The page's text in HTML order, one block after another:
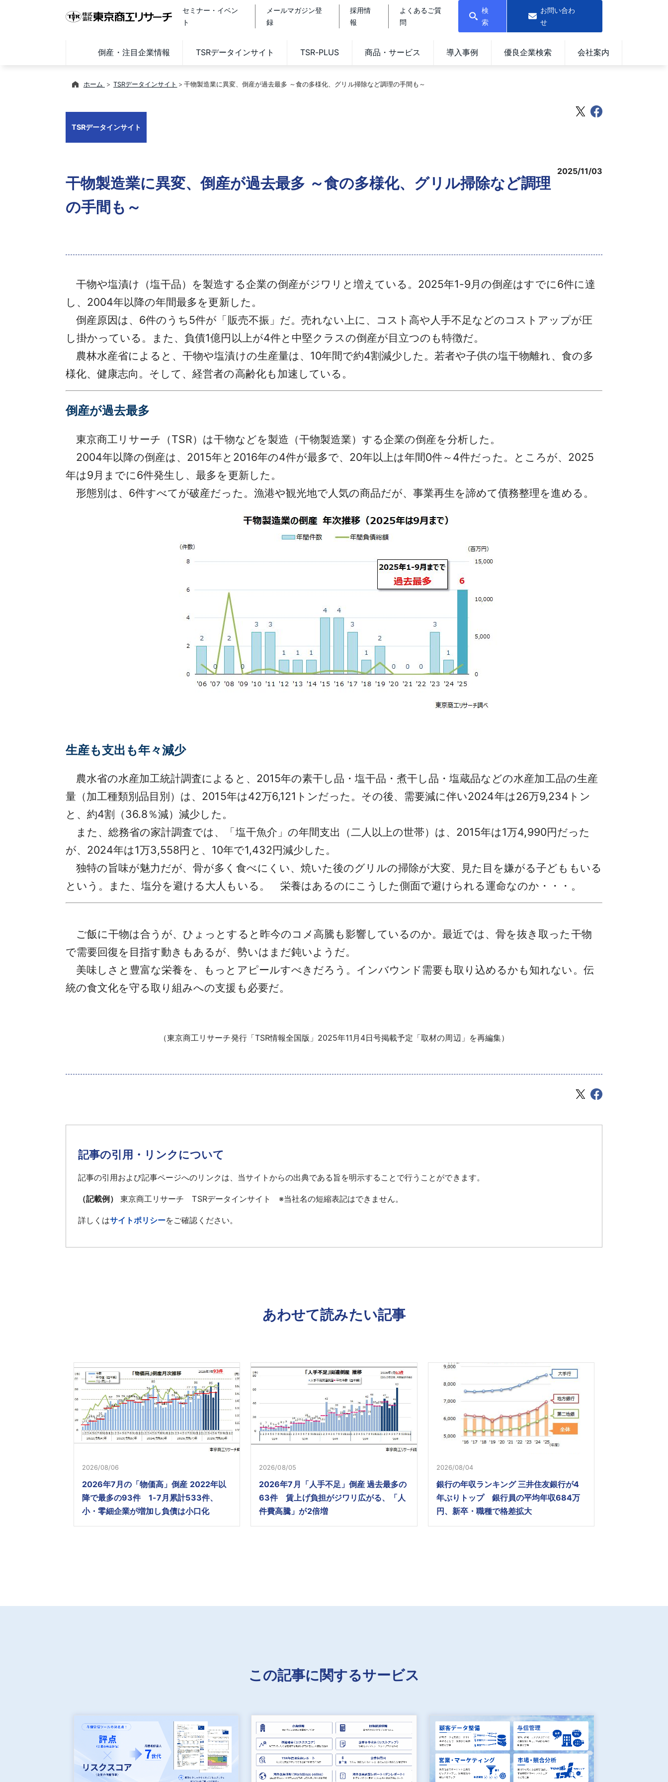
セミナー・イベン
ト
メールマガジン登
録
採用情
報
よくあるご質
問
検
索
お問い合わ
せ
倒産・注目企業情報 TSRデータインサイト TSR-PLUS 商品・サービス 導入事例 優良企業検索 会社案内
ホーム TSRデータインサイト 干物製造業に異変、倒産が過去最多 ～食の多様化、グリル掃除など調理の手間も～
TSRデータインサイト
干物製造業に異変、倒産が過去最多 ～食の多様化、グリル掃除など調理
の手間も～
2025/11/03
干物や塩漬け（塩干品）を製造する企業の倒産がジワリと増えている。2025年1-9月の倒産はすでに6件に達
し、2004年以降の年間最多を更新した。
倒産原因は、6件のうち5件が「販売不振」だ。売れない上に、コスト高や人手不足などのコストアップが圧
し掛かっている。また、負債1億円以上が4件と中堅クラスの倒産が目立つのも特徴だ。
農林水産省によると、干物や塩漬けの生産量は、10年間で約4割減少した。若者や子供の塩干物離れ、食の多
様化、健康志向。そして、経営者の高齢化も加速している。
倒産が過去最多
東京商工リサーチ（TSR）は干物などを製造（干物製造業）する企業の倒産を分析した。
2004年以降の倒産は、2015年と2016年の4件が最多で、20年以上は年間0件～4件だった。ところが、2025
年は9月までに6件発生し、最多を更新した。
形態別は、6件すべてが破産だった。漁港や観光地で人気の商品だが、事業再生を諦めて債務整理を進める。
生産も支出も年々減少
農水省の水産加工統計調査によると、2015年の素干し品・塩干品・煮干し品・塩蔵品などの水産加工品の生産
量（加工種類別品目別）は、2015年は42万6,121トンだった。その後、需要減に伴い2024年は26万9,234トン
と、約4割（36.8％減）減少した。
また、総務省の家計調査では、「塩干魚介」の年間支出（二人以上の世帯）は、2015年は1万4,990円だった
が、2024年は1万3,558円と、10年で1,432円減少した。
独特の旨味が魅力だが、骨が多く食べにくい、焼いた後のグリルの掃除が大変、見た目を嫌がる子どももいる
という。また、塩分を避ける大人もいる。 栄養はあるのにこうした側面で避けられる運命なのか・・・。
ご飯に干物は合うが、ひょっとすると昨今のコメ高騰も影響しているのか。最近では、骨を抜き取った干物
で需要回復を目指す動きもあるが、勢いはまだ鈍いようだ。
美味しさと豊富な栄養を、もっとアピールすべきだろう。インバウンド需要も取り込めるかも知れない。伝
統の食文化を守る取り組みへの支援も必要だ。
（東京商工リサーチ発行「TSR情報全国版」2025年11月4日号掲載予定「取材の周辺」を再編集）
記事の引用・リンクについて
記事の引用および記事ページへのリンクは、当サイトからの出典である旨を明示することで行うことができます。
（記載例） 東京商工リサーチ TSRデータインサイト ※当社名の短縮表記はできません。
詳しくはサイトポリシーをご確認ください。
あわせて読みたい記事
2026/08/06
2026年7月の「物価高」倒産 2022年以
降で最多の93件 1-7月累計533件、
小・零細企業が増加し負債は小口化
2026/08/05
2026年7月「人手不足」倒産 過去最多の
63件 賃上げ負担がジワリ広がる、「人
件費高騰」が2倍増
2026/08/04
銀行の年収ランキング 三井住友銀行が4
年ぶりトップ 銀行員の平均年収684万
円、新卒・職種で格差拡大
この記事に関するサービス